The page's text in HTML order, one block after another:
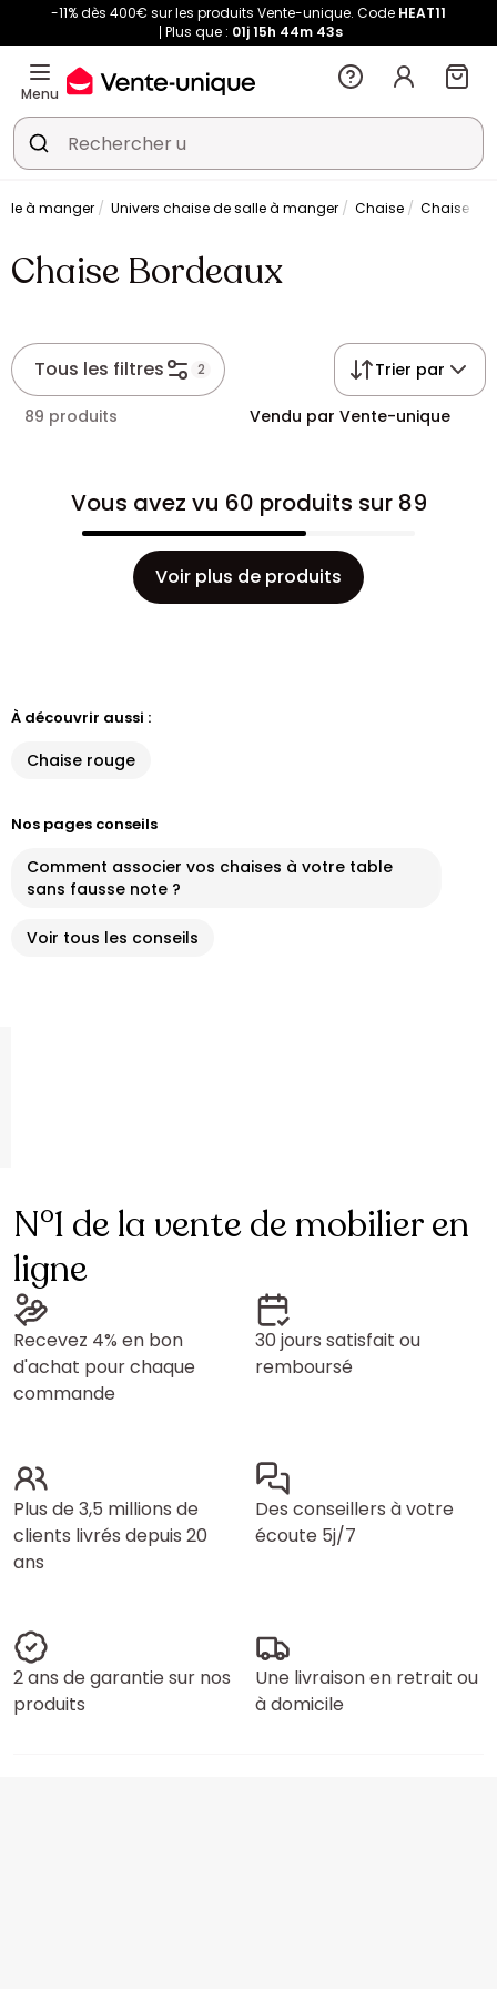
-11% dès 400€ sur les produits Vente-unique. Code HEAT11
Plus que : 01j15h 44m 42s
Menu
à manger Univers chaise de salle à manger Chaise Chaise
Chaise Bordeaux
Tous les filtres 2 Trier par
89 produits Vendu par Vente-unique
Vous avez vu 60 produits sur 89
Voir plus de produits
À découvrir aussi :
Chaise rouge
Nos pages conseils
Comment associer vos chaises à votre table
sans fausse note ?
Voir tous les conseils
N°1 de la vente de mobilier en
ligne
Recevez 4% en bon
d'achat pour chaque
commande
30 jours satisfait ou
remboursé
Plus de 3,5 millions de
clients livrés depuis 20
ans
Des conseillers à votre
écoute 5j/7
2 ans de garantie sur nos
produits
Une livraison en retrait ou
à domicile